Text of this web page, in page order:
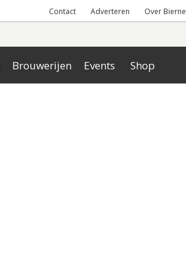
Contact Adverteren Over
Brouwerijen Events Shop